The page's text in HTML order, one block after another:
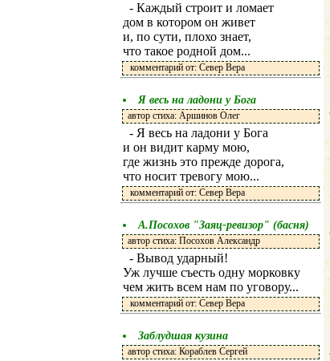
- Каждый строит и ломает
дом в котором он живет
и, по сути, плохо знает,
что такое родной дом...
комментарий от: Север Вера
Я весь на ладони у Бога
автор стиха: Аршинов Олег
- Я весь на ладони у Бога
и он видит карму мою,
где жизнь это прежде дорога,
что носит тревогу мою...
комментарий от: Север Вера
А.Посохов "Заяц-ревизор" (басня)
автор стиха: Посохов Александр
- Вывод ударный!
Уж лучше съесть одну морковку
чем жить всем нам по уговору...
комментарий от: Север Вера
Заблудшая кузина
автор стиха: Кораблев Сергей